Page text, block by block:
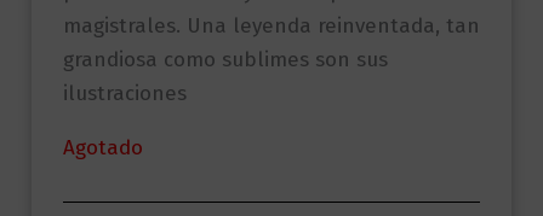
magistrales. Una leyenda reinventada, tan
grandiosa como sublimes son sus
ilustraciones
Agotado